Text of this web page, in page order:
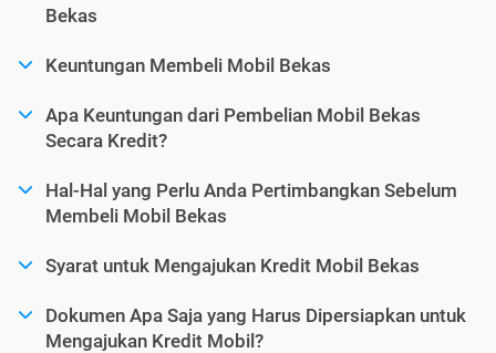
Bekas
Keuntungan Membeli Mobil Bekas
Apa Keuntungan dari Pembelian Mobil Bekas
Secara Kredit?
Hal-Hal yang Perlu Anda Pertimbangkan Sebelum
Membeli Mobil Bekas
Syarat untuk Mengajukan Kredit Mobil Bekas
Dokumen Apa Saja yang Harus Dipersiapkan untuk
Mengajukan Kredit Mobil?